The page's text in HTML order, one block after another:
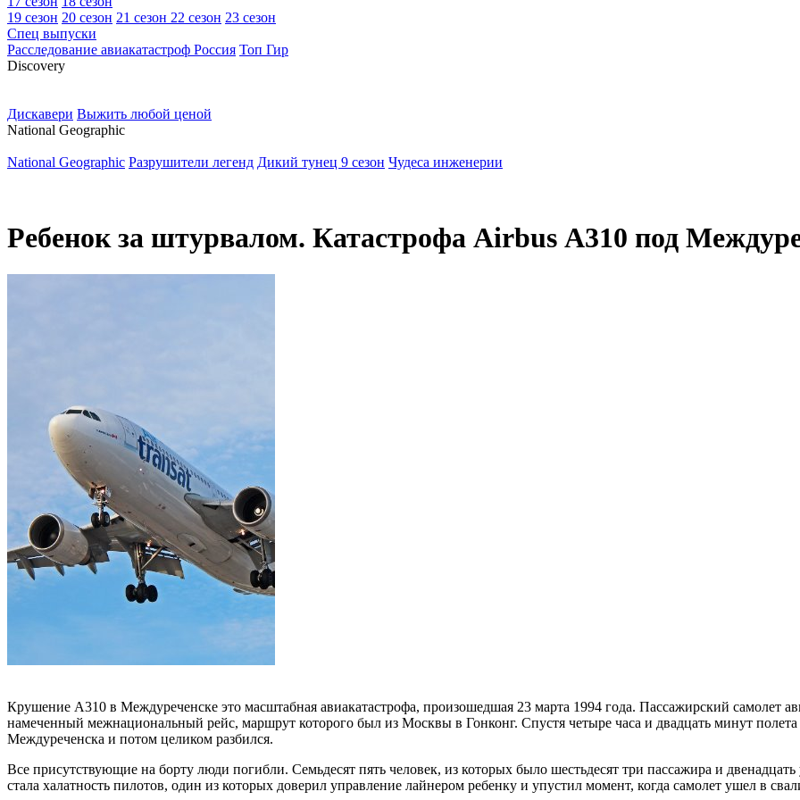
19 сезон 20 сезон 21 сезон 22 сезон 23 сезон
Спец выпуски
Расследование авиакатастроф Россия Топ Гир
Discovery
Дискавери Выжить любой ценой
National Geographic
National Geographic Разрушители легенд Дикий тунец 9 сезон Чудеса инженерии
Ребенок за штурвалом. Катастрофа Airbus А310 под
Крушение A310 в Междуреченске это масштабная авиакатастрофа, произошедшая 23 марта 1994 года. Пассажирский самолет
намеченный межнациональный рейс, маршрут которого был из Москвы в Гонконг. Спустя четыре часа и двадцать минут полета
Междуреченска и потом целиком разбился.
Все присутствующие на борту люди погибли. Семьдесят пять человек, из которых было шестьдесят три пассажира и
стала халатность пилотов, один из которых доверил управление лайнером ребенку и упустил момент, когда самолет ушел в